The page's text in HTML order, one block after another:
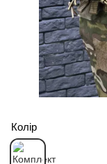
Колір